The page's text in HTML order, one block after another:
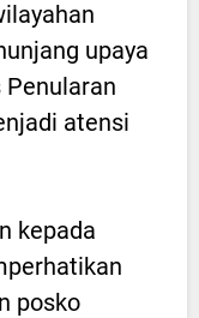
upaya
atensi
kepada
posko